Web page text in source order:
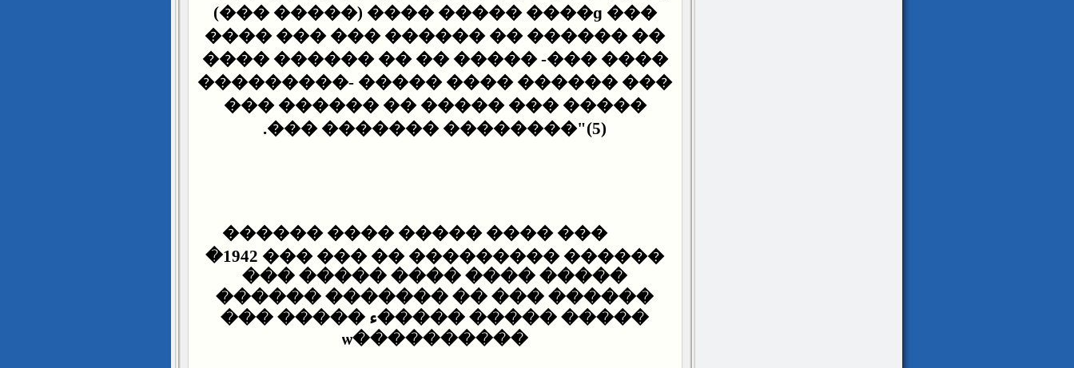
(��� �����) ���� ����� ����ɡ ���
���� ��� ��� ������ �� ������ ��
���� ������ �� �� ����� -��� ����
���������- ����� ���� ������ ���
��� ������ �� ����� ��� �����
��� ������� ��������"(5).
��� ���� ����� ���� ������
������ ��������� �� ��� ��� 1942�
����� ���� ���� ����� ���
������ ��� �� ������� ������
����� ����� �����ء ����� ���
����������ѡ